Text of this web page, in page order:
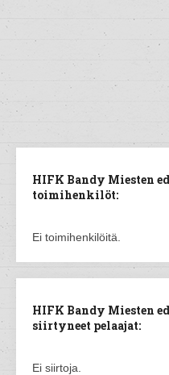
HIFK Bandy Miesten
toimihenkilöt:
Ei toimihenkilöitä.
HIFK Bandy Miesten
siirtyneet pelaajat:
Ei siirtoja.